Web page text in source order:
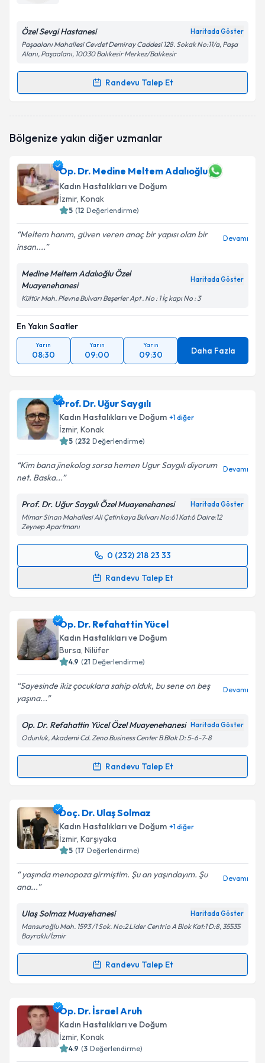
Kişisel verilerimin işlenmesine ilişkinAydınlatma
'ni okudum ve kişisel verilerimin belirtilen
kapsamda işlenmesini kabul ediyorum.
Takvim Talebini Gönder
Özel Sevgi Hastanesi Haritada Göster
Paşaalanı Mahallesi Cevdet Demiray Caddesi 128. Sokak No:11/a, Paşa
Alanı, Paşaalanı, 10030 Balıkesir Merkez/Balıkesir
Randevu Talep Et
Randevu Takvimi Talebi
talebi oluşturun. Size bu uzmandan randevu almanız
bilgilendireceğiz.
E-posta Adresiniz
kapsamda işlenmesini kabul ediyorum.
Takvim Talebini Gönder
Bölgenize yakın diğer uzmanlar
Op. Dr. Medine Meltem Adalıoğlu
Kadın Hastalıkları ve Doğum
İzmir, Konak
5 (12 Değerlendirme)
Meltem hanım, güven veren anaç bir yapısı olan bir
insan....
Devamı
Medine Meltem Adalıoğlu Özel
Muayenehanesi
Haritada Göster
Kültür Mah. Plevne Bulvarı Beşerler Apt . No : 1 İç kapı No : 3
En Yakın Saatler
Yarın
08:30
Yarın
09:00
Yarın
09:30 Daha Fazla
Prof. Dr. Uğur Saygılı
Kadın Hastalıkları ve Doğum +1diğer
İzmir, Konak
5 (232 Değerlendirme)
Kim bana jinekolog sorsa hemen Ugur Saygılı diyorum
net. Baska...
Devamı
Prof. Dr. Uğur Saygılı Özel Muayenehanesi Haritada Göster
Mimar Sinan Mahallesi Ali Çetinkaya Bulvarı No:61 Kat:6 Daire:12
Zeynep Apartmanı
0 (232) 218 23 33
Randevu Talep Et
Randevu Takvimi Talebi
takvim hazırlandığında e-posta ile bilgilendireceğiz.
E-posta Adresiniz
'ni okudum ve kişisel verilerimin belirtilen
kapsamda işlenmesini kabul ediyorum.
Takvim Talebini Gönder
Op. Dr. Refahattin Yücel
Kadın Hastalıkları ve Doğum
Bursa, Nilüfer
4.9 (21 Değerlendirme)
Sayesinde ikiz çocuklara sahip olduk, bu sene on beş
yaşına...
Devamı
Op. Dr. Refahattin Yücel Özel Muayenehanesi Haritada Göster
Odunluk, Akademi Cd. Zeno Business Center B Blok D: 5-6-7-8
Randevu Talep Et
Randevu Takvimi Talebi
Op. Dr. Refahattin Yüceliçin randevu takvimi talebi
oluşturun. Size bu uzmandan randevu almanız için bir
takvim hazırlandığında e-posta ile bilgilendireceğiz.
Kişisel verilerimin işlenmesine ilişkin
Aydınlatma
Metni 'ni okudum ve kişisel verilerimin belirtilen
kapsamda işlenmesini kabul ediyorum.
Takvim Talebini Gönder
Doç. Dr. Ulaş Solmaz
Kadın Hastalıkları ve Doğum +1diğer
İzmir, Karşıyaka
5 (17 Değerlendirme)
yaşında menopoza girmiştim. Şu an yaşındayım. Şu
ana...
Devamı
Ulaş Solmaz Muayehanesi Haritada Göster
Mansuroğlu Mah. 1593 /1 Sok. No:2 Lider Centrio A Blok Kat:1 D:8, 35535
Bayraklı/İzmir
Randevu Talep Et
Randevu Takvimi Talebi
Doç. Dr. Ulaş Solmaziçin randevu takvimi talebi
oluşturun. Size bu uzmandan randevu almanız için bir
takvim hazırlandığında e-posta ile bilgilendireceğiz.
Op. Dr. İsrael Aruh
Kadın Hastalıkları ve Doğum
İzmir, Konak
4.9 (3 Değerlendirme)